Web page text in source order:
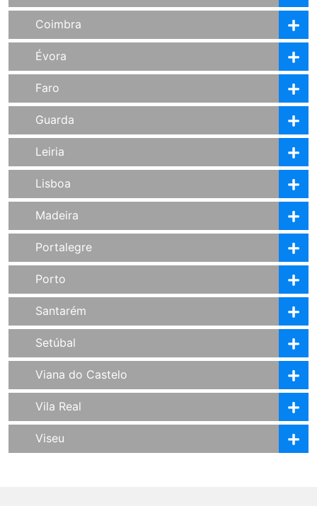
Coimbra
Évora
Faro
Guarda
Leiria
Lisboa
Madeira
Portalegre
Porto
Santarém
Setúbal
Viana do Castelo
Vila Real
Viseu